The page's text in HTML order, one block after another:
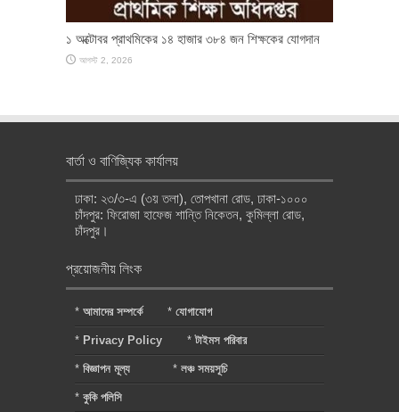
১ অক্টোবর প্রাথমিকের ১৪ হাজার ৩৮৪ জন শিক্ষকের যোগদান
আগস্ট 2, 2026
বার্তা ও বাণিজ্যিক কার্যালয়
ঢাকা: ২৩/৩-এ (৩য় তলা), তোপখানা রোড, ঢাকা-১০০০
চাঁদপুর: ফিরোজা হাফেজ শান্তি নিকেতন, কুমিল্লা রোড,
চাঁদপুর।
প্রয়োজনীয় লিংক
* আমাদের সম্পর্কে * যোগাযোগ
* Privacy Policy *টাইমস পরিবার
* বিজ্ঞাপন মূল্য * লঞ্চ সময়সূচি
* কুকি পলিসি